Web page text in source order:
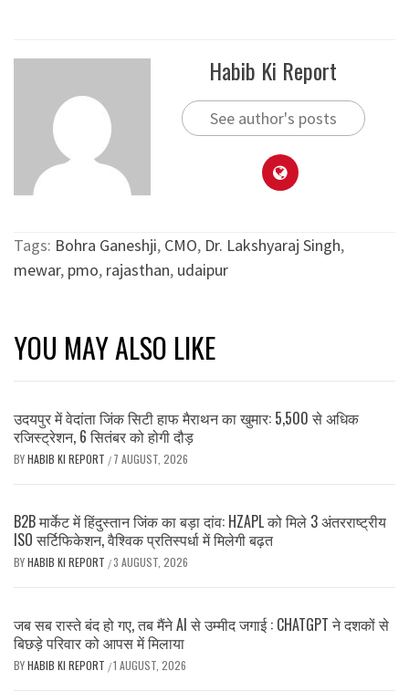
Habib Ki Report
See author's posts
Tags: Bohra Ganeshji, CMO, Dr. Lakshyaraj Singh,
mewar, pmo, rajasthan, udaipur
YOU MAY ALSO LIKE
उदयपुर में वेदांता जिंक सिटी हाफ मैराथन का खुमार: 5,500 से अधिक
रजिस्ट्रेशन, 6 सितंबर को होगी दौड़
BYHABIB KI REPORT / 7 AUGUST, 2026
B2B मार्केट में हिंदुस्तान जिंक का बड़ा दांव: HZAPL को मिले 3 अंतरराष्ट्रीय
ISO सर्टिफिकेशन, वैश्विक प्रतिस्पर्धा में मिलेगी बढ़त
BYHABIB KI REPORT /3 AUGUST, 2026
जब सब रास्ते बंद हो गए, तब मैंने AI से उम्मीद जगाई : CHATGPT ने दशकों से
बिछड़े परिवार को आपस में मिलाया
BYHABIB KI REPORT /1 AUGUST, 2026